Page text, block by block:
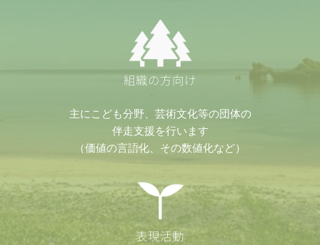
組織の方向け
主にこども分野、芸術文化等の団体の
伴走支援を行います
（価値の言語化、その数値化など）
表現活動